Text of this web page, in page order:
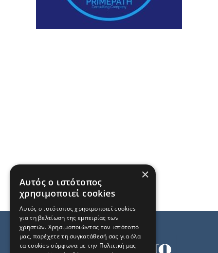
×
Αυτός ο ιστότοπος
χρησιμοποιεί cookies
Αυτός ο ιστότοπος χρησιμοποιεί cookies
για τη βελτίωση της εμπειρίας των
χρηστών. Χρησιμοποιώντας τον ιστότοπό
μας, παρέχετε τη συγκατάθεσή σας για όλα
τα cookies σύμφωνα με την Πολιτική μας